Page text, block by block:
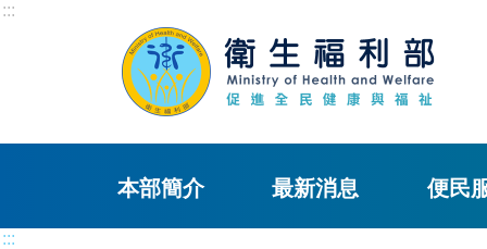
:::
本部簡介 最新消息 便民
:::